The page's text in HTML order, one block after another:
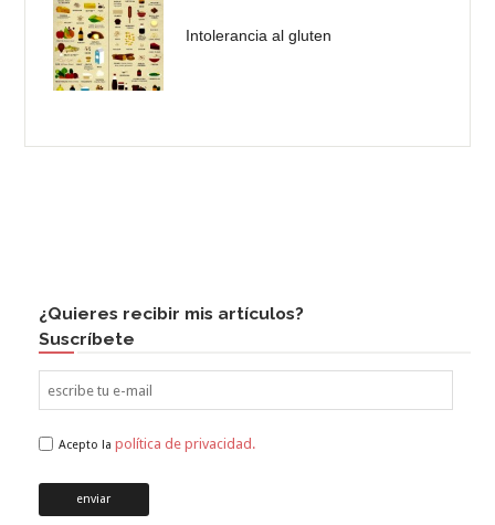
Intolerancia al gluten
¿Quieres recibir mis artículos?
Suscríbete
Acepto la política de privacidad.